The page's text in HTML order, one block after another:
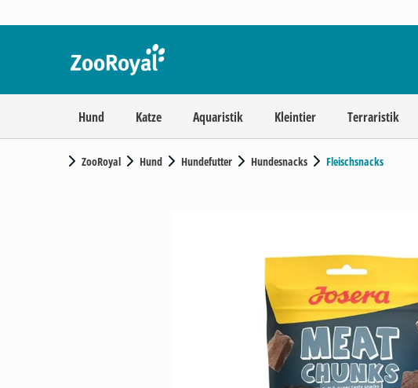
Hund Katze Aquaristik Kleintier Terraristik
ZooRoyal Hund Hundefutter Hundesnacks Fleischsnacks